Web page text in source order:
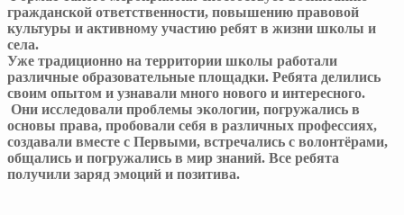
гражданской ответственности, повышению правовой
культуры и активному участию ребят в жизни школы и
села.
Уже традиционно на территории школы работали
различные образовательные площадки. Ребята делились
своим опытом и узнавали много нового и интересного.
Они исследовали проблемы экологии, погружались в
основы права, пробовали себя в различных профессиях,
создавали вместе с Первыми, встречались с волонтёрами,
общались и погружались в мир знаний. Все ребята
получили заряд эмоций и позитива.